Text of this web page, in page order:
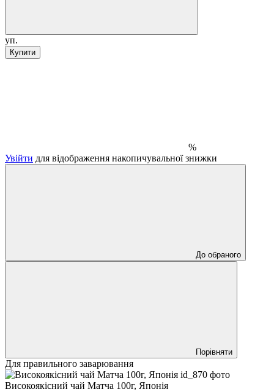
уп.
Купити
%
Увійти для відображення накопичувальної знижки
До обраного
Порівняти
Для правильного заварювання
Високоякісний чай Матча 100г, Японія